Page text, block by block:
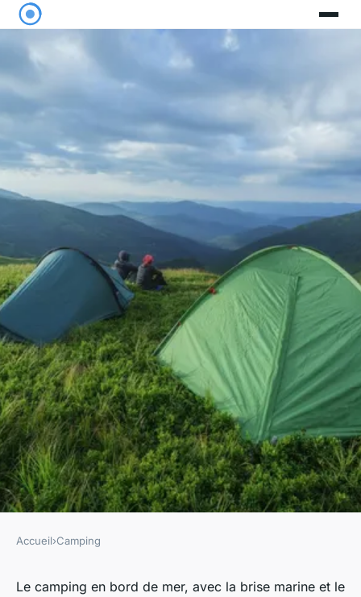
CAMPING
Quelles sont les meilleures
Accueil›Camping
Le camping en bord de mer, avec la brise marine et le